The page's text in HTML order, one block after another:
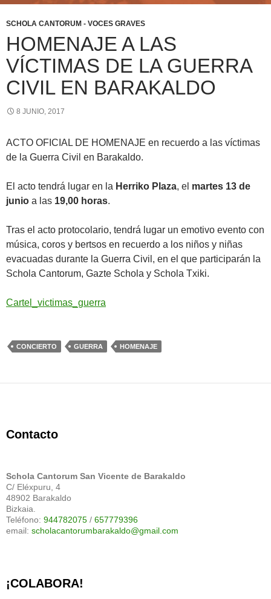
SCHOLA CANTORUM - VOCES GRAVES
HOMENAJE A LAS
VÍCTIMAS DE LA GUERRA
CIVIL EN BARAKALDO
8 JUNIO, 2017
ACTO OFICIAL DE HOMENAJE en recuerdo a las víctimas
de la Guerra Civil en Barakaldo.
El acto tendrá lugar en la Herriko Plaza, el martes 13 de
junio a las 19,00 horas.
Tras el acto protocolario, tendrá lugar un emotivo evento con
música, coros y bertsos en recuerdo a los niños y niñas
evacuadas durante la Guerra Civil, en el que participarán la
Schola Cantorum, Gazte Schola y Schola Txiki.
Cartel_victimas_guerra
CONCIERTO GUERRA HOMENAJE
Contacto
Schola Cantorum San Vicente de Barakaldo
C/ Eléxpuru, 4
48902 Barakaldo
Bizkaia.
Teléfono: 944782075 / 657779396
email: scholacantorumbarakaldo@gmail.com
¡COLABORA!